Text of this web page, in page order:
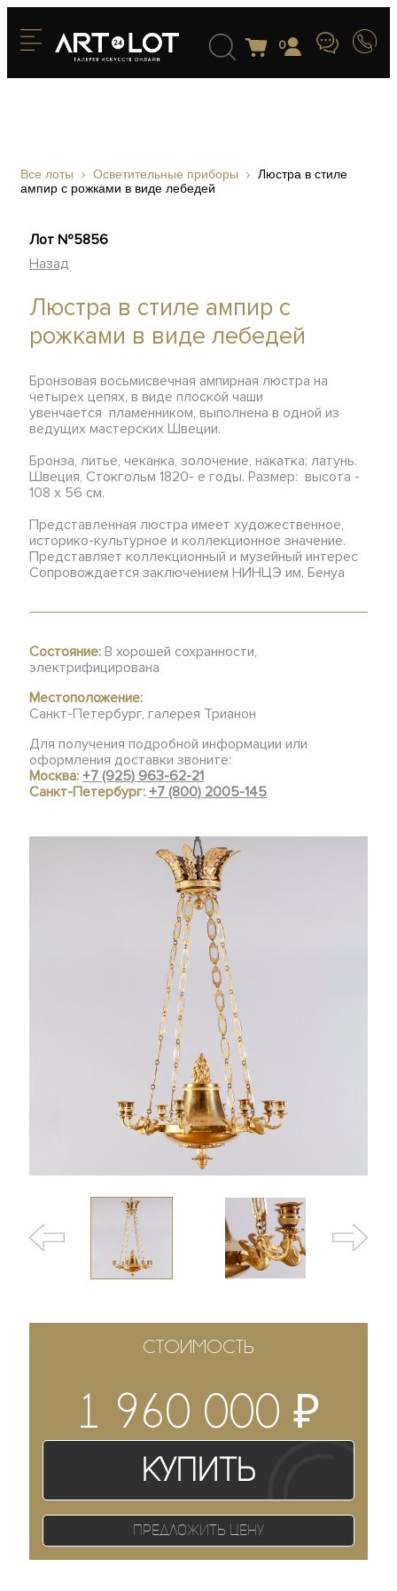
0
Все лоты Осветительные приборы
Люстра в стиле
ампир с рожками в виде лебедей
Лот №5856
Назад
Люстра в стиле ампир с
рожками в виде лебедей
Бронзовая восьмисвечная ампирная люстра на
четырех цепях, в виде плоской чаши
увенчается пламенником, выполнена в одной из
ведущих мастерских Швеции.
Бронза, литье, чеканка, золочение, накатка; латунь.
Швеция, Стокгольм 1820- е годы. Размер: высота -
108 х 56 см.
Представленная люстра имеет художественное,
историко-культурное и коллекционное значение.
Представляет коллекционный и музейный интерес
Сопровождается заключением НИНЦЭ им. Бенуа
Состояние: В хорошей сохранности,
электрифицирована
Местоположение:
Санкт-Петербург, галерея Трианон
Для получения подробной информации или
оформления доставки звоните:
Москва:+7 (925) 963-62-21
Санкт-Петербург:+7 (800) 2005-145
СТОИМОСТЬ
1 960 000₽
Купить
Предложить цену